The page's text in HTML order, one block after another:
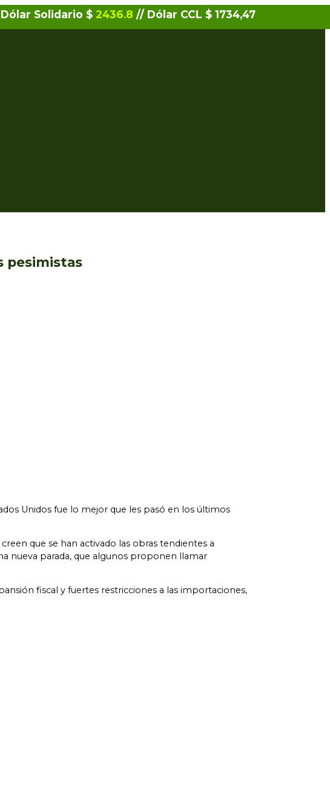
Solidario $ 2436.8 // Dólar CCL $ 1734,47
pesimistas
Unidos fue lo mejor que les pasó en los últimos
que se han activado las obras tendientes a
nueva parada, que algunos proponen llamar
fiscal y fuertes restricciones a las importaciones,